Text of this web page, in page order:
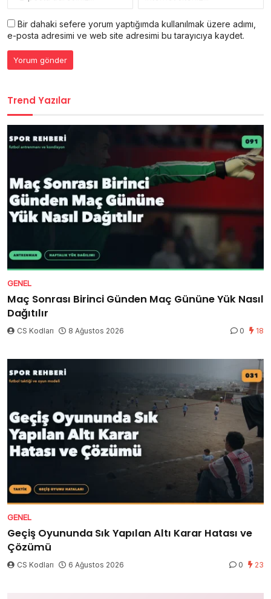
Bir dahaki sefere yorum yaptığımda kullanılmak üzere adımı,
e-posta adresimi ve web site adresimi bu tarayıcıya kaydet.
Trend Yazılar
GENEL
Maç Sonrası Birinci Günden Maç Gününe Yük Nasıl
Dağıtılır
CS Kodları 8 Ağustos 2026 0 18
GENEL
Geçiş Oyununda Sık Yapılan Altı Karar Hatası ve
Çözümü
CS Kodları 6 Ağustos 2026 0 23